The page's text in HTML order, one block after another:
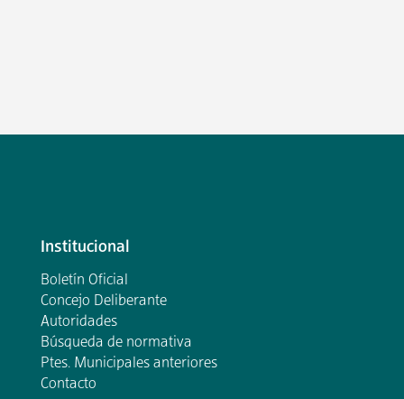
Institucional
Boletín Oficial
Concejo Deliberante
Autoridades
Búsqueda de normativa
Ptes. Municipales anteriores
Contacto